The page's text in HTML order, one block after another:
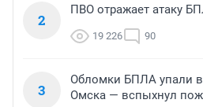
2
ПВО отражает атаку
19 226 90
3
Обломки БПЛА упали в
Омска — вспыхнул